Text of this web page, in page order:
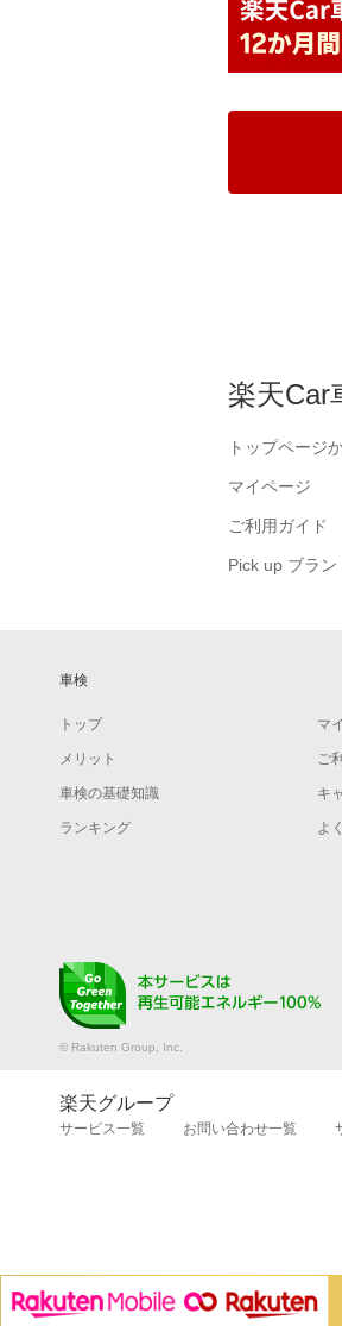
楽天Car
トップページ
マイページ
ご利用ガイド
Pick up ブラン
車検
トップ マ
メリット ご
車検の基礎知識 キ
ランキング よ
© Rakuten Group, Inc.
楽天グループ
サービス一覧 お問い合わせ一覧